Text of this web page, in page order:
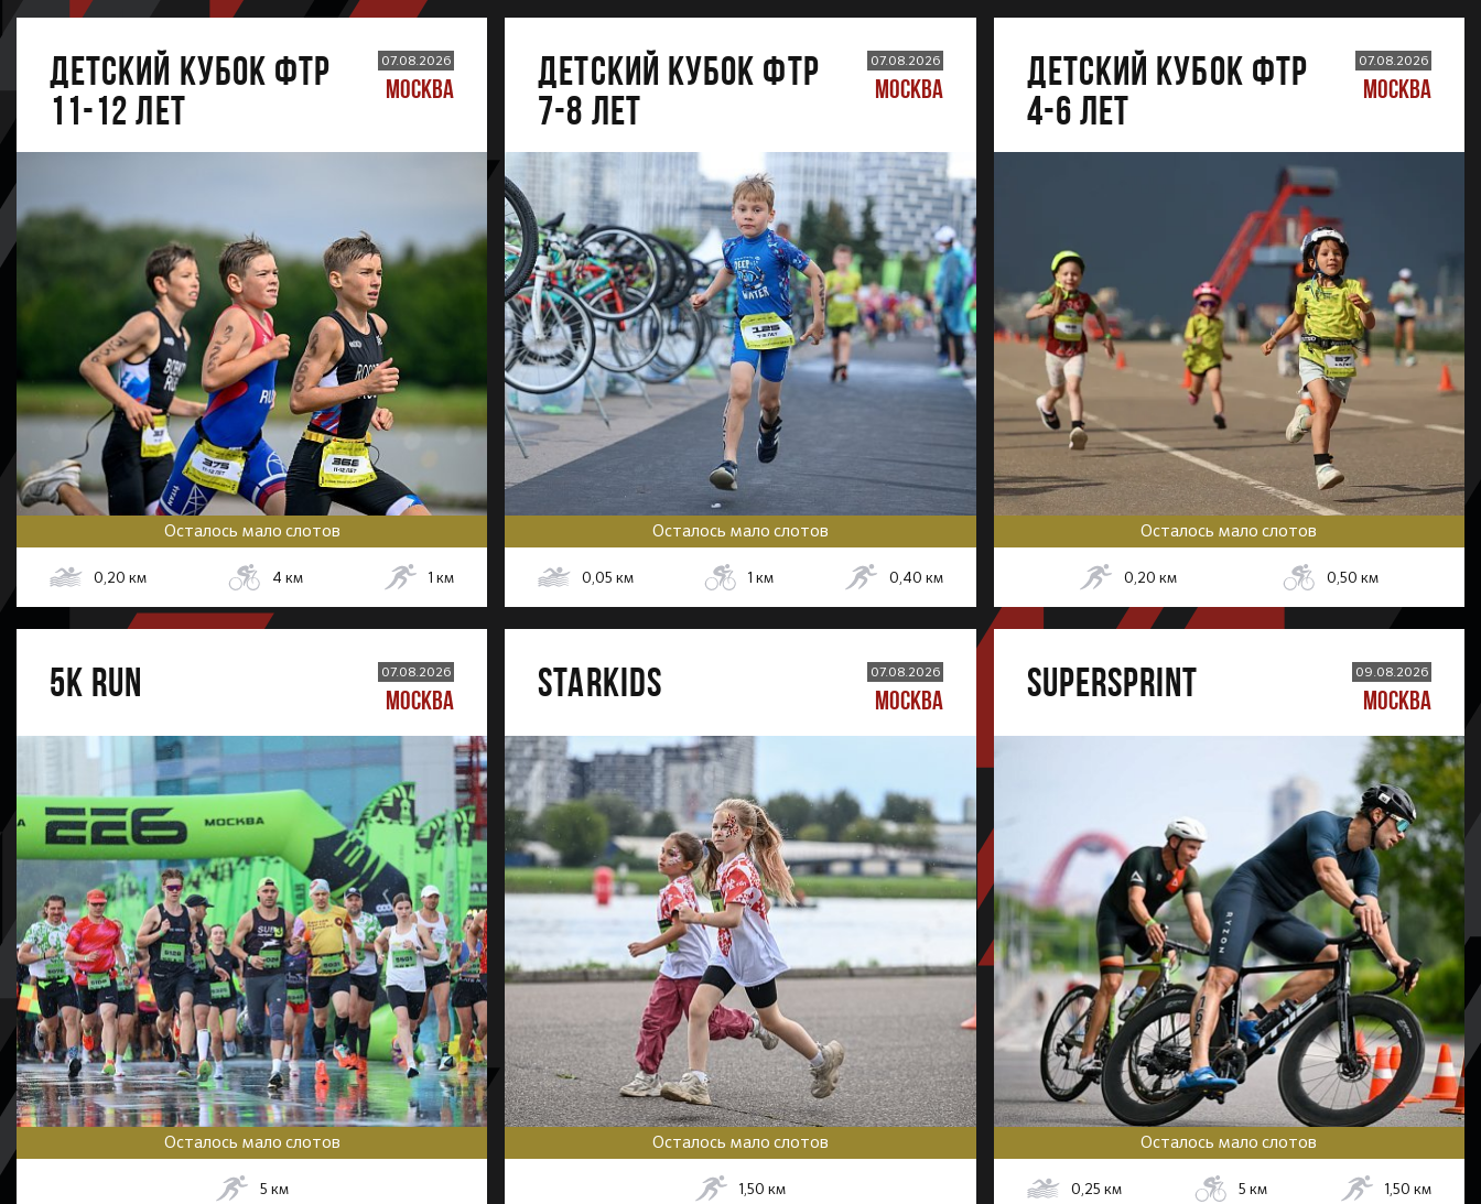
ДЕТСКИЙ КУБОК ФТР
11-12 лет
07.08.2026
МОСКВА
Осталось мало слотов
0,20 км 4км 1км
ДЕТСКИЙ КУБОК ФТР
7-8 лет
07.08.2026
МОСКВА
Осталось мало слотов
0,05км 1км 0,40 км
ДЕТСКИЙ КУБОК ФТР
4-6 лет
07.08.2026
МОСКВА
Осталось мало слотов
0,20 км 0,50 км
5К RUN 07.08.2026
МОСКВА
Осталось мало слотов
5 км
STARKIDS 07.08.2026
МОСКВА
Осталось мало слотов
1,50 км
SUPERSPRINT 09.08.2026
МОСКВА
Осталось мало слотов
0,25 км 5км 1,50 км